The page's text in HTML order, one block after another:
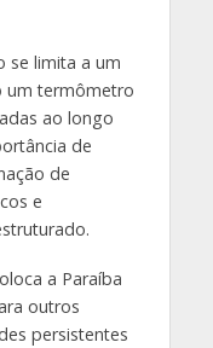
se limita a um
um termômetro
ao longo
de
de
e
a Paraíba
outros
persistentes